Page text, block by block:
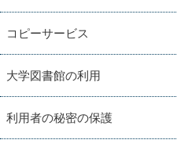
コピーサービス
大学図書館の利用
利用者の秘密の保護